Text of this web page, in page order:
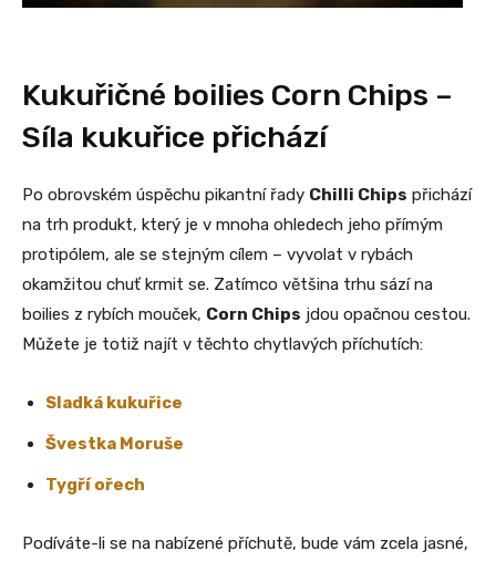
Kukuřičné boilies Corn Chips –
Síla kukuřice přichází
Po obrovském úspěchu pikantní řady Chilli Chips přichází
na trh produkt, který je v mnoha ohledech jeho přímým
protipólem, ale se stejným cílem – vyvolat v rybách
okamžitou chuť krmit se. Zatímco většina trhu sází na
boilies z rybích mouček, Corn Chips jdou opačnou cestou.
Můžete je totiž najít v těchto chytlavých příchutích:
Sladká kukuřice
Švestka Moruše
Tygří ořech
Podíváte-li se na nabízené příchutě, bude vám zcela jasné,